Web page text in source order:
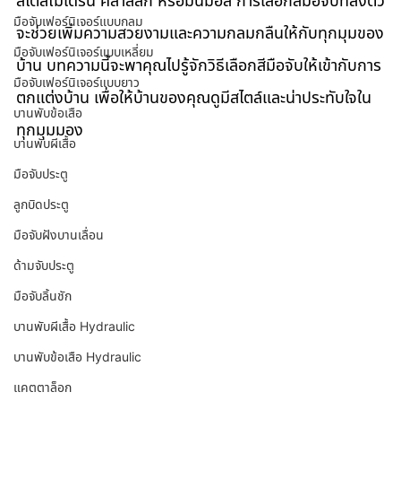
มือจับเฟอร์นิเจอร์แบบกลม
มือจับเฟอร์นิเจอร์แบบเหลี่ยม
มือจับเฟอร์นิเจอร์แบบยาว
บานพับข้อเสือ
บานพับผีเสื้อ
มือจับประตู
ลูกบิดประตู
มือจับฝังบานเลื่อน
ด้ามจับประตู
มือจับลิ้นชัก
บานพับผีเสื้อ Hydraulic
บานพับข้อเสือ Hydraulic
แคตตาล็อก
จะช่วยเพิ่มความสวยงามและความกลมกลืนให้กับทุกมุมของ
บ้าน บทความนี้จะพาคุณไปรู้จักวิธีเลือกสีมือจับให้เข้ากับการ
ตกแต่งบ้าน เพื่อให้บ้านของคุณดูมีสไตล์และน่าประทับใจใน
ทุกมุมมอง